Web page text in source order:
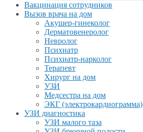
Вакцинация сотрудников
Вызов врача на дом
Акушер-гинеколог
Дерматовенеролог
Невролог
Психиатр
Психиатр-нарколог
Терапевт
Хирург на дом
УЗИ
Медсестра на дом
ЭКГ (электрокардиограмма)
УЗИ диагностика
УЗИ малого таза